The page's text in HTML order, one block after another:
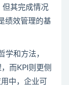
但其完成情况
绩效管理的基
学和方法，
而KPI则更侧
中，企业可